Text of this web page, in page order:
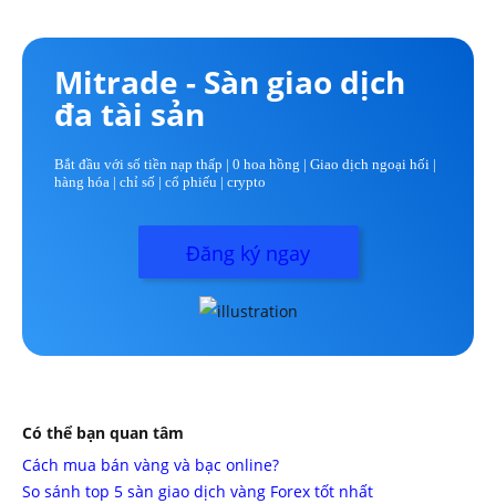
Mitrade - Sàn giao dịch
đa tài sản
Bắt đầu với số tiền nạp thấp | 0 hoa hồng | Giao dịch ngoại hối |
hàng hóa | chỉ số | cổ phiếu | crypto
Đăng ký ngay
Có thể bạn quan tâm
Cách mua bán vàng và bạc online?
So sánh top 5 sàn giao dịch vàng Forex tốt nhất